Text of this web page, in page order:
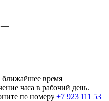
—
ближайшее время
часа в рабочий день.
по номеру +7 923 111 53